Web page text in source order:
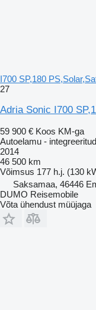
I700 SP,180
27
Adria Sonic I700
59 900 € Koos KM-ga
Autoelamu -
2014
46 500 km
Võimsus 177 h.j. (130
Saksamaa, 46446
DUMO Reisemobile
Võta ühendust müüjaga